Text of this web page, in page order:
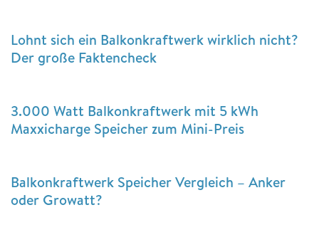
Lohnt sich ein Balkonkraftwerk wirklich nicht?
Der große Faktencheck
3.000 Watt Balkonkraftwerk mit 5 kWh
Maxxicharge Speicher zum Mini-Preis
Balkonkraftwerk Speicher Vergleich – Anker
oder Growatt?